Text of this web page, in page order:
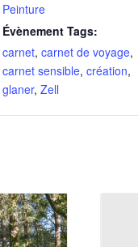
Peinture
Évènement Tags:
carnet, carnet de voyage,
carnet sensible, création,
glaner, Zell